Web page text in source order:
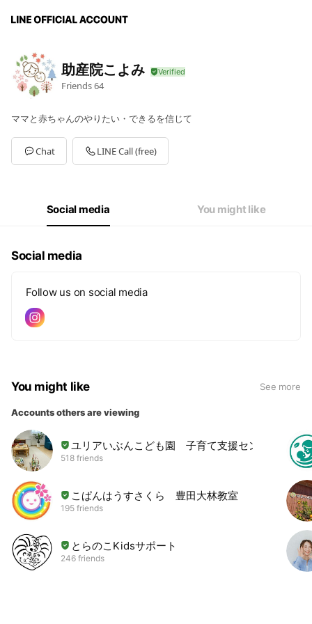
助産院こよみ
Friends64
ママと赤ちゃんのやりたい・できるを信じて
Chat LINE Call (free)
Social media You might like
Social media
Follow us on social media
You might like See more
Accounts others are viewing
ユリアいぶんこども園 子育て支援センター
518 friends
こぱんはうすさくら 豊田大林教室
195 friends
とらのこKidsサポート
246 friends